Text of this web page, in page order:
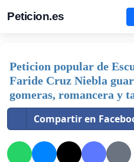
Peticion.es
Peticion popular de
Faride Cruz Niebla
gomeras, romancera y
Compartir en